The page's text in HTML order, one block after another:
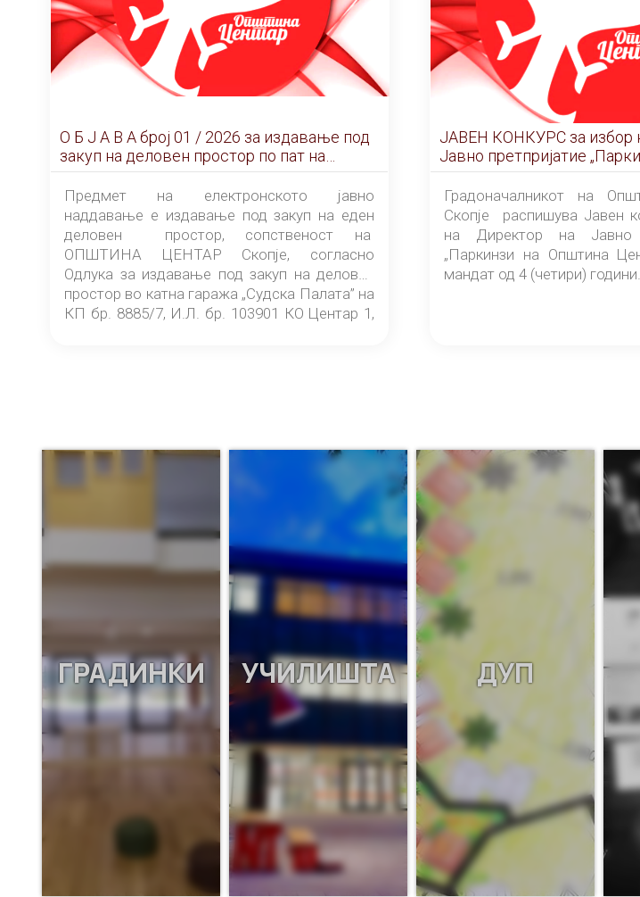
О Б Ј А В А брoj 01 / 2026 за издавање под
закуп на деловен простор по пат на
ЕЛЕКТРОНСКО ЈАВНО НАДДАВАЊЕ
Предмет на електронското јавно
наддавање е издавање под закуп на еден
деловен простор, сопственост на
ОПШТИНА ЦЕНТАР Скопје, согласно
Одлука за издавање под закуп на деловен
простор во катна гаража „Судска Палата” на
КП бр. 8885/7, И.Л. бр. 103901 КО Центар 1,
понудувач.
ЈАВЕН КОНКУРС за избор на Директор на
Јавно претпријатие „Паркинзи на Општина
Центар“ – Скопје
Градоначалникот на
Скопје распишува Јавен
на Директор на Јавно
„Паркинзи на Општина
мандат од 4 (четири) години.
ГРАДИНКИ УЧИЛИШТА ДУП